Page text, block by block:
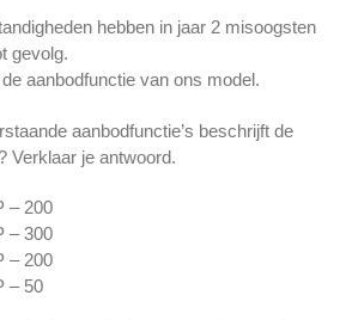
hebben in jaar 2 misoogsten
gevolg.
aanbodfunctie van ons model.
aanbodfunctie’s beschrijft de
Verklaar je antwoord.
– 200
– 300
– 200
– 50